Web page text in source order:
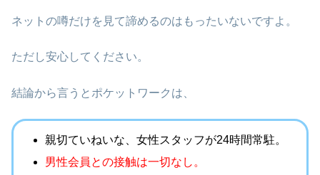
ネットの噂だけを見て諦めるのはもったいないですよ。
ただし安心してください。
結論から言うとポケットワークは、
親切ていねいな、女性スタッフが24時間常駐。
男性会員との接触は一切なし。